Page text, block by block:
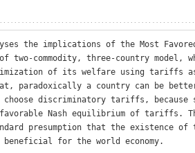
the implications of the Most
two-commodity, three-country model,
of its welfare using tariffs
paradoxically a country can be
discriminatory tariffs, because
favorable Nash equilibrium of tariffs.
presumption that the existence of
for the world economy.